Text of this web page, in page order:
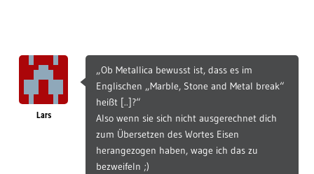
Lars
„Ob Metallica bewusst ist, dass es im
Englischen „Marble, Stone and Metal break“
heißt [..]?“
Also wenn sie sich nicht ausgerechnet dich
zum Übersetzen des Wortes Eisen
herangezogen haben, wage ich das zu
bezweifeln ;)